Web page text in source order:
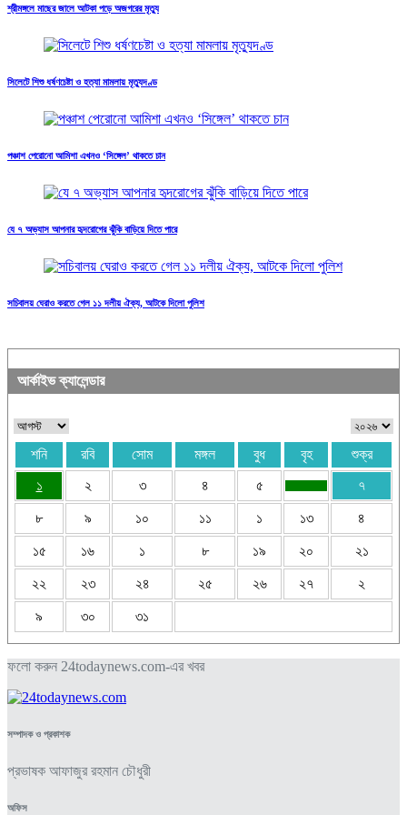
শ্রীমঙ্গলে মাছের জালে আটকা পড়ে অজগরের মৃত্যু
সিলেটে শিশু ধর্ষণচেষ্টা ও হত্যা মামলায় মৃত্যুদণ্ড
পঞ্চাশ পেরোনো আমিশা এখনও ‘সিঙ্গেল’ থাকতে চান
যে ৭ অভ্যাস আপনার হৃদরোগের ঝুঁকি বাড়িয়ে দিতে পারে
সচিবালয় ঘেরাও করতে গেল ১১ দলীয় ঐক্য, আটকে দিলো পুলিশ
আর্কাইভ ক্যালেন্ডার
শনি রবি সোম মঙ্গল বুধ বৃহ
শুক্র
১
২ ৩ ৪ ৫ ৭
৮ ৯ ১০ ১১ ১ ১৩ ৪
১৫ ১৬ ১ ৮ ১৯ ২০ ২১
২২ ২৩ ২৪ ২৫ ২৬ ২৭ ২
৯ ৩০ ৩১
ফলো করুন 24todaynews.com-এর খবর
সম্পাদক ও প্রকাশক
প্রভাষক আফাজুর রহমান চৌধুরী
অফিস